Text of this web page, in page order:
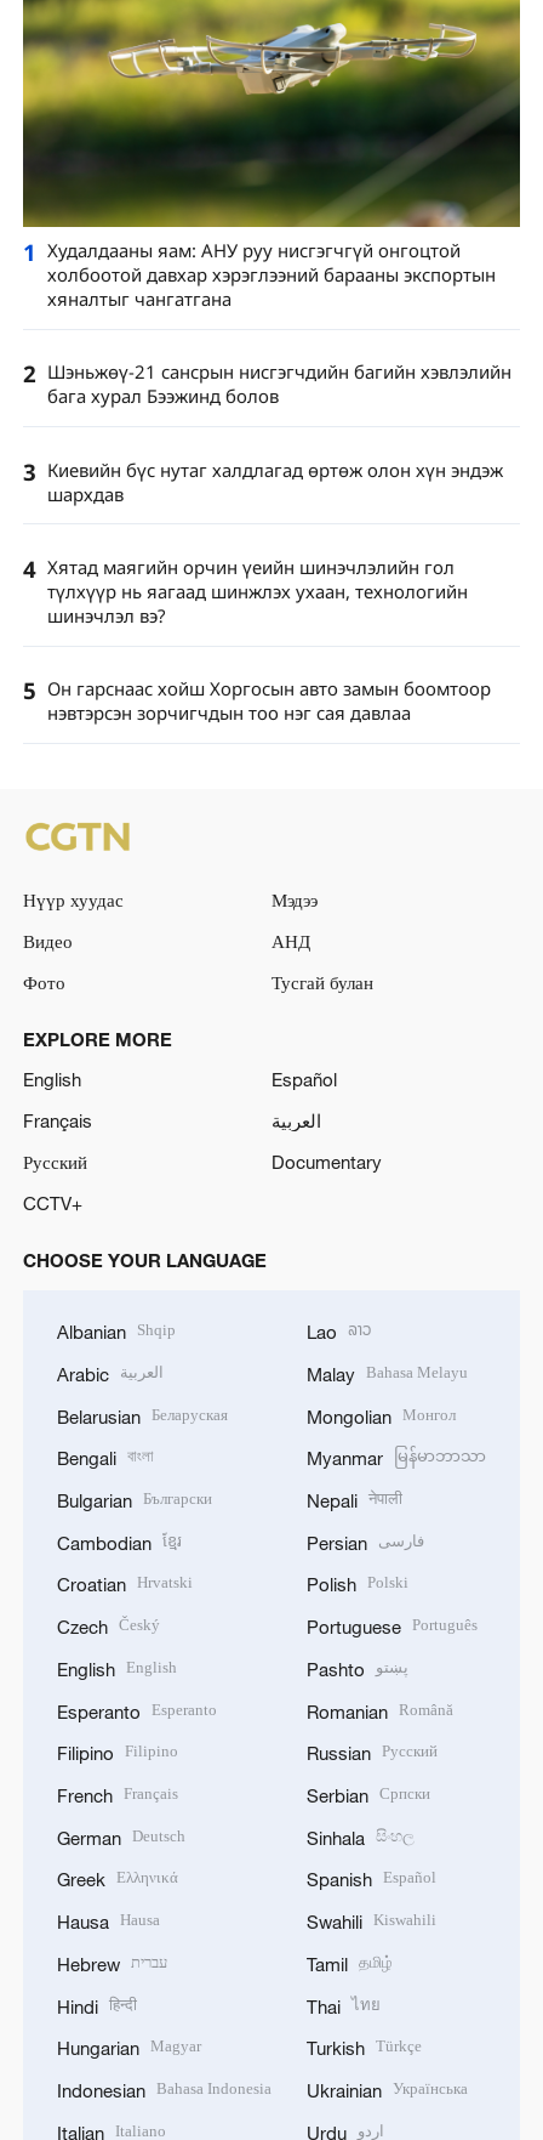
1 Худалдааны яам: АНУ руу нисгэгчгүй онгоцтой
холбоотой давхар хэрэглээний барааны экспортын
хяналтыг чангатгана
2 Шэньжөү-21 сансрын нисгэгчдийн багийн хэвлэлийн
бага хурал Бээжинд болов
3 Киевийн бүс нутаг халдлагад өртөж олон хүн эндэж
шархдав
4 Хятад маягийн орчин үеийн шинэчлэлийн гол
түлхүүр нь яагаад шинжлэх ухаан, технологийн
шинэчлэл вэ?
5 Он гарснаас хойш Хоргосын авто замын боомтоор
нэвтэрсэн зорчигчдын тоо нэг сая давлаа
Нүүр хуудас
Мэдээ
Видео
АНД
Фото
Тусгай булан
EXPLORE MORE
English
Español
Français
العربية
Русский
Documentary
CCTV+
CHOOSE YOUR LANGUAGE
Albanian Shqip
Arabic العربية
Belarusian Беларуская
Bengali বাংলা
Bulgarian Български
Cambodian ខ្មែរ
Croatian Hrvatski
Czech Český
English English
Esperanto Esperanto
Filipino Filipino
French Français
German Deutsch
Greek Ελληνικά
Hausa Hausa
Hebrew עברית
Hindi हिन्दी
Hungarian Magyar
Indonesian Bahasa Indonesia
Italian Italiano
Lao ລາວ
Malay Bahasa Melayu
Mongolian Монгол
Myanmar မြန်မာဘာသာ
Nepali नेपाली
Persian فارسی
Polish Polski
Portuguese Português
Pashto پښتو
Romanian Română
Russian Русский
Serbian Српски
Sinhala සිංහල
Spanish Español
Swahili Kiswahili
Tamil தமிழ்
Thai ไทย
Turkish Türkçe
Ukrainian Українська
Urdu اردو